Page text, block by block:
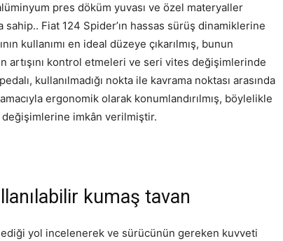
pres döküm yuvası ve özel materyaller
Fiat 124 Spider’ın hassas sürüş dinamiklerine
kullanımı en ideal düzeye çıkarılmış, bunun
kontrol etmeleri ve seri vites değişimlerinde
kullanılmadığı nokta ile kavrama noktası arasında
ergonomik olarak konumlandırılmış, böylelikle
imkân verilmiştir.
kumaş tavan
yol incelenerek ve sürücünün gereken kuvveti